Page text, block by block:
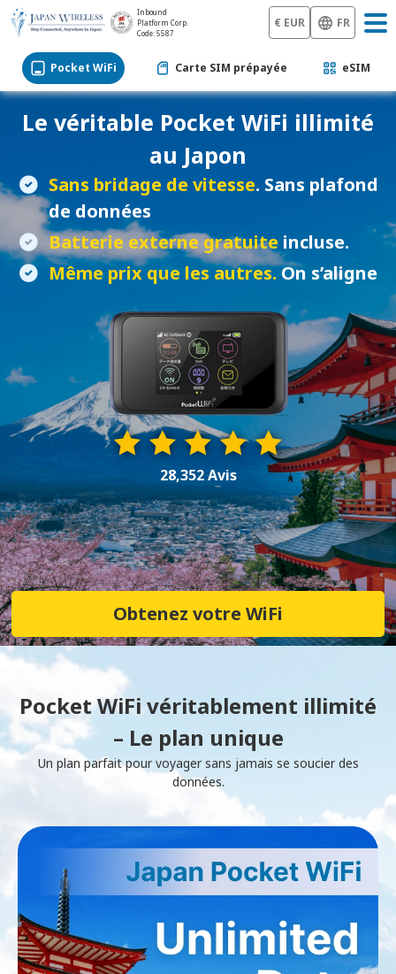
Inbound
Platform Corp.
Code: 5587
€ EUR FR
Pocket WiFi Carte SIM prépayée eSIM
Le véritable Pocket WiFi illimité
au Japon
Sans bridage de vitesse. Sans plafond
de données
Batterie externe gratuite incluse.
Même prix que les autres.On s’aligne
28,352 Avis
Obtenez votre WiFi
Pocket WiFi véritablement illimité
– Le plan unique
Un plan parfait pour voyager sans jamais se soucier des
données.